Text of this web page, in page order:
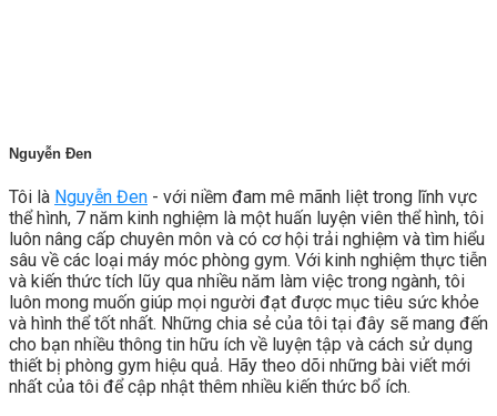
Nguyễn Đen
Tôi là Nguyễn Đen - với niềm đam mê mãnh liệt trong lĩnh vực
thể hình, 7 năm kinh nghiệm là một huấn luyện viên thể hình, tôi
luôn nâng cấp chuyên môn và có cơ hội trải nghiệm và tìm hiểu
sâu về các loại máy móc phòng gym. Với kinh nghiệm thực tiễn
và kiến thức tích lũy qua nhiều năm làm việc trong ngành, tôi
luôn mong muốn giúp mọi người đạt được mục tiêu sức khỏe
và hình thể tốt nhất. Những chia sẻ của tôi tại đây sẽ mang đến
cho bạn nhiều thông tin hữu ích về luyện tập và cách sử dụng
thiết bị phòng gym hiệu quả. Hãy theo dõi những bài viết mới
nhất của tôi để cập nhật thêm nhiều kiến thức bổ ích.